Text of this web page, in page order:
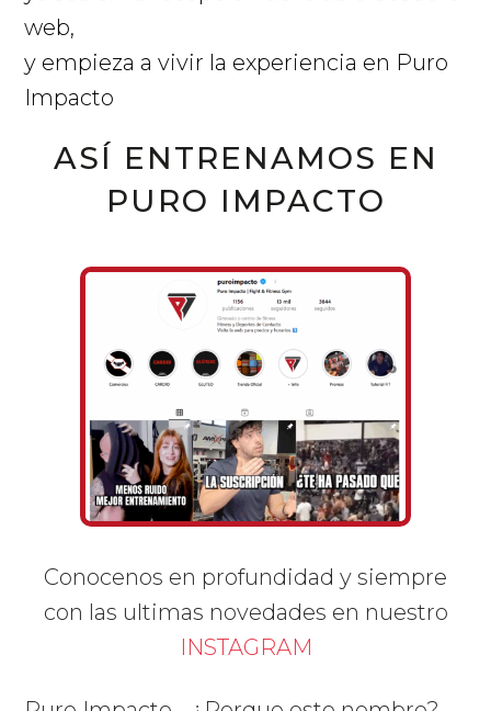
web,
y empieza a vivir la experiencia en Puro
Impacto
ASÍ ENTRENAMOS EN
PURO IMPACTO
Conocenos en profundidad y siempre
con las ultimas novedades en nuestro
INSTAGRAM